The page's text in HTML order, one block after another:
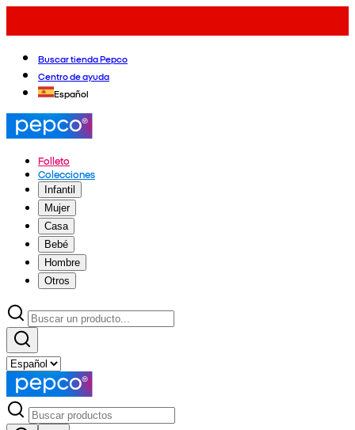
Buscar tienda Pepco
Centro de ayuda
Español
Folleto
Colecciones
Infantil
Mujer
Casa
Bebé
Hombre
Otros